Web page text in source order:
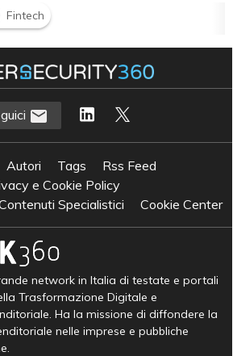
Fintech
Autori Tags
Rss Feed
e Cookie Policy
Specialistici
Cookie Center
network in Italia di testate e portali
Trasformazione Digitale e
Ha la missione di diffondere la
nelle imprese e pubbliche